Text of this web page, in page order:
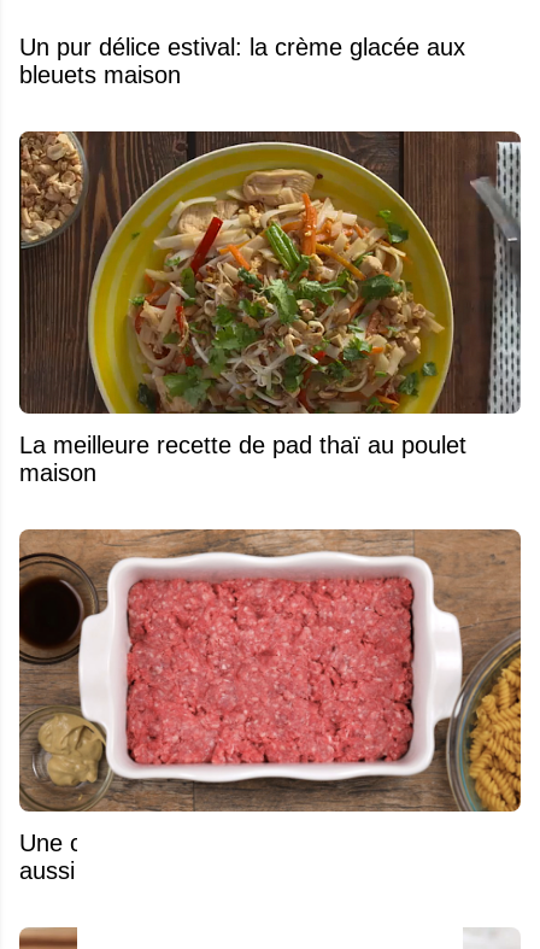
Un pur délice estival: la crème glacée aux
bleuets maison
La meilleure recette de pad thaï au poulet
maison
Une casserole trop facile pour un résultat
aussi spectaculaire!